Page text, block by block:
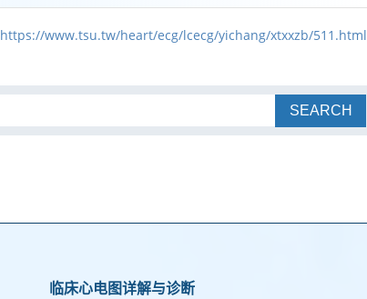
https://www.tsu.tw/heart/ecg/lcecg/yichang/xtxxzb/511.html
SEARCH
临床心电图详解与诊断